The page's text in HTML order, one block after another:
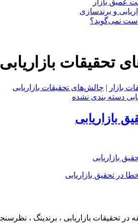
عمیق بازار
و برندسازی
نمی‌گوید؟
تحقیقات بازاریابی
بازار | چالش‌های تحقیقات بازاریابی
دسته بندی نشده
بازاریابی
بازاریابی